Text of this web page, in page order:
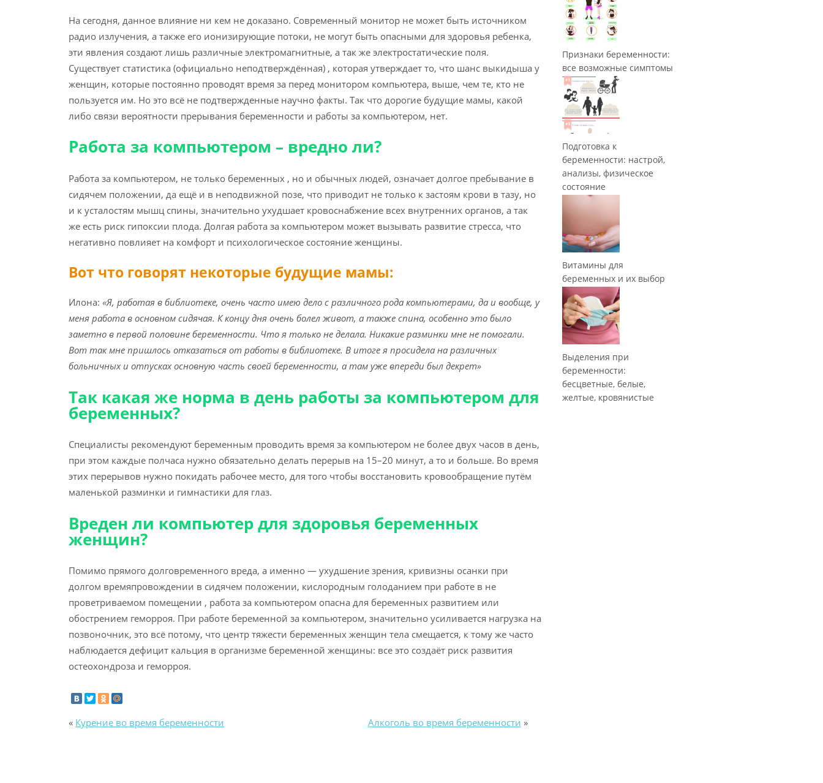
На сегодня, данное влияние ни кем не доказано. Современный монитор не может быть источником
радио излучения, а также его ионизирующие потоки, не могут быть опасными для здоровья ребенка,
эти явления создают лишь различные электромагнитные, а так же электростатические поля.
Существует статистика (официально неподтверждённая) , которая утверждает то, что шанс выкидыша у
женщин, которые постоянно проводят время за перед монитором компьютера, выше, чем те, кто не
пользуется им. Но это всё не подтвержденные научно факты. Так что дорогие будущие мамы, какой
либо связи вероятности прерывания беременности и работы за компьютером, нет.
Работа за компьютером – вредно ли?
Работа за компьютером, не только беременных , но и обычных людей, означает долгое пребывание в
сидячем положении, да ещё и в неподвижной позе, что приводит не только к застоям крови в тазу, но
и к усталостям мышц спины, значительно ухудшает кровоснабжение всех внутренних органов, а так
же есть риск гипоксии плода. Долгая работа за компьютером может вызывать развитие стресса, что
негативно повлияет на комфорт и психологическое состояние женщины.
Вот что говорят некоторые будущие мамы:
Илона: «Я, работая в библиотеке, очень часто имею дело с различного рода компьютерами, да и вообще, у
меня работа в основном сидячая. К концу дня очень болел живот, а также спина, особенно это было
заметно в первой половине беременности. Что я только не делала. Никакие разминки мне не помогали.
Вот так мне пришлось отказаться от работы в библиотеке. В итоге я просидела на различных
больничных и отпусках основную часть своей беременности, а там уже впереди был декрет»
Так какая же норма в день работы за компьютером для
беременных?
Специалисты рекомендуют беременным проводить время за компьютером не более двух часов в день,
при этом каждые полчаса нужно обязательно делать перерыв на 15–20 минут, а то и больше. Во время
этих перерывов нужно покидать рабочее место, для того чтобы восстановить кровообращение путём
маленькой разминки и гимнастики для глаз.
Вреден ли компьютер для здоровья беременных
женщин?
Помимо прямого долговременного вреда, а именно — ухудшение зрения, кривизны осанки при
долгом времяпровождении в сидячем положении, кислородным голоданием при работе в не
проветриваемом помещении , работа за компьютером опасна для беременных развитием или
обострением геморроя. При работе беременной за компьютером, значительно усиливается нагрузка на
позвоночник, это всё потому, что центр тяжести беременных женщин тела смещается, к тому же часто
наблюдается дефицит кальция в организме беременной женщины: все это создаёт риск развития
остеохондроза и геморроя.
« Курение во время беременности Алкоголь во время беременности »
Признаки беременности:
все возможные симптомы
Подготовка к
беременности: настрой,
анализы, физическое
состояние
Витамины для
беременных и их выбор
Выделения при
беременности:
бесцветные, белые,
желтые, кровянистые